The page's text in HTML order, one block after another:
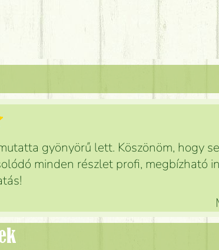
gyönyörű lett. Köszönöm, hogy
minden részlet profi, megbízható